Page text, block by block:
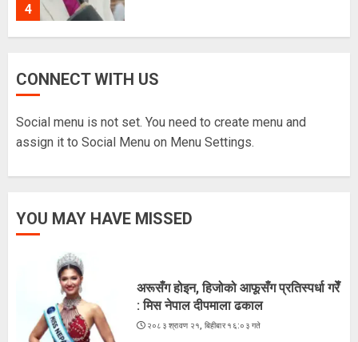
4
के शशांकको नेतृत्वमा बन्दै छ नयाँ दल ?
: मिस नेपाल दीपमाला ढकाल
भुटेको मकै : अब सहरियाको ‘हेल्दी स्न्याक्स’
CONNECT WITH US
Social menu is not set. You need to create menu and
assign it to Social Menu on Menu Settings.
YOU MAY HAVE MISSED
अरूसँग होइन, हिजोको आफूसँग प्रतिस्पर्धा गरेँ
: मिस नेपाल दीपमाला ढकाल
२०८३ श्रावण २१, बिहीबार १६:०३ गते